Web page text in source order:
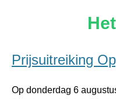
Prijsuitreiking
Op donderdag 6